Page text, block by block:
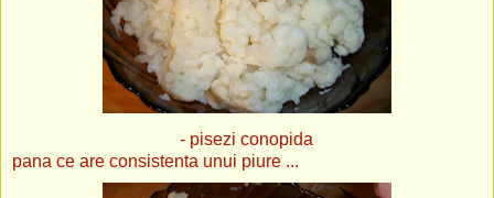
- pisezi conopida
pana ce are consistenta unui piure ...